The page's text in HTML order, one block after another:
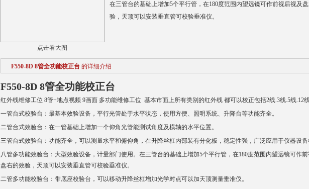
点击看大图
在三管台的基础上增加5个平行管，在180度范围内望远镜可作前视后视及
验，天顶可以安装垂直管可校验垂准仪。
F550-8D 8管全功能校正台 的详细介绍
F550-8D 8管全功能校正台
红外线维修工位 8管+地点视频 9画面 多功能维修工位 基本市面上所有类别的红外线 都可以校正包括2线.3线.5线.12
一管台式校验台：最基本效验设备，平行光管处于水平状态，使用方便、照明系统、升降台等功能齐全。
二管台式效验台：在一管基础上增加一个仰角光管能测试角度及横轴的水平位置。
三管台式效验台：功能齐全，可以测量水平和俯仰角，在升降丝杠内部装有分化板，稳定性强，广泛应用于仪器设备
八管多功能效验台：大型效验设备，计量部门使用。在三管台的基础上增加5个平行管，在180度范围内望远镜可作
盘右的效验，天顶可以安装垂直管可校验垂准仪。
二管多功能校验台：带底座校验台，可以移动升降丝杠增加光学对点可以加天顶测量垂准仪。